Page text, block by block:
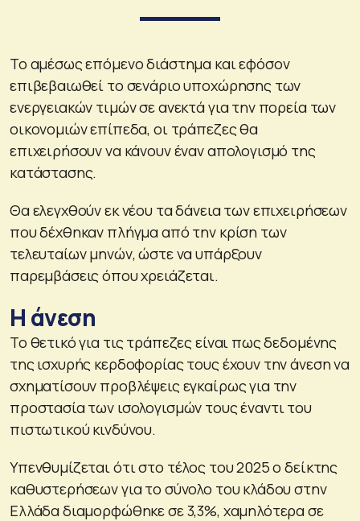
Το αμέσως επόμενο διάστημα και εφόσον
επιβεβαιωθεί το σενάριο υποχώρησης των
ενεργειακών τιμών σε ανεκτά για την πορεία των
οικονομιών επίπεδα, οι τράπεζες θα
επιχειρήσουν να κάνουν έναν απολογισμό της
κατάστασης.
Θα ελεγχθούν εκ νέου τα δάνεια των επιχειρήσεων
που δέχθηκαν πλήγμα από την κρίση των
τελευταίων μηνών, ώστε να υπάρξουν
παρεμβάσεις όπου χρειάζεται.
Η άνεση
Το θετικό για τις τράπεζες είναι πως δεδομένης
της ισχυρής κερδοφορίας τους έχουν την άνεση να
σχηματίσουν προβλέψεις εγκαίρως για την
προστασία των ισολογισμών τους έναντι του
πιστωτικού κινδύνου.
Υπενθυμίζεται ότι στο τέλος του 2025 ο δείκτης
καθυστερήσεων για το σύνολο του κλάδου στην
Ελλάδα διαμορφώθηκε σε 3,3%, χαμηλότερα σε